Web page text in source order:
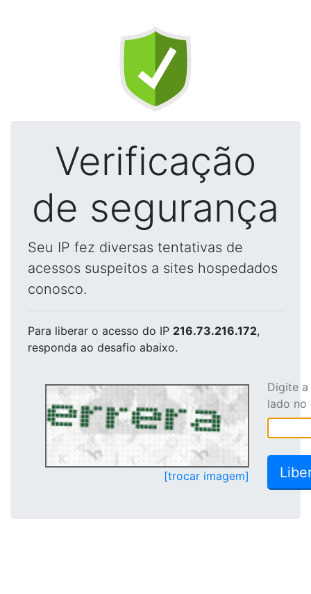
Verificação
de segurança
Seu IP fez diversas tentativas de
acessos suspeitos a sites hospedados
conosco.
Para liberar o acesso do IP 216.73.216.172,
responda ao desafio abaixo.
[trocar imagem]
Digite
lado no